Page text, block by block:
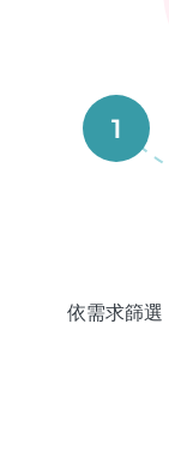
1
依需求篩選